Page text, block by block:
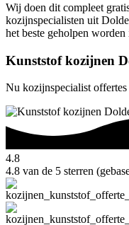
Wij doen dit compleet
kozijnspecialisten uit
het beste geholpen
Kunststof kozijnen
Nu kozijnspecialist
4.8
4.8 van de 5 sterren